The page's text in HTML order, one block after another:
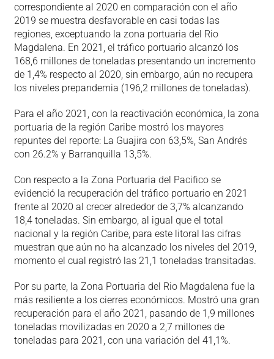
correspondiente al 2020 en comparación con el año
2019 se muestra desfavorable en casi todas las
regiones, exceptuando la zona portuaria del Rio
Magdalena. En 2021, el tráfico portuario alcanzó los
168,6 millones de toneladas presentando un incremento
de 1,4% respecto al 2020, sin embargo, aún no recupera
los niveles prepandemia (196,2 millones de toneladas).
Para el año 2021, con la reactivación económica, la zona
portuaria de la región Caribe mostró los mayores
repuntes del reporte: La Guajira con 63,5%, San Andrés
con 26.2% y Barranquilla 13,5%.
Con respecto a la Zona Portuaria del Pacifico se
evidenció la recuperación del tráfico portuario en 2021
frente al 2020 al crecer alrededor de 3,7% alcanzando
18,4 toneladas. Sin embargo, al igual que el total
nacional y la región Caribe, para este litoral las cifras
muestran que aún no ha alcanzado los niveles del 2019,
momento el cual registró las 21,1 toneladas transitadas.
Por su parte, la Zona Portuaria del Rio Magdalena fue la
más resiliente a los cierres económicos. Mostró una gran
recuperación para el año 2021, pasando de 1,9 millones
toneladas movilizadas en 2020 a 2,7 millones de
toneladas para 2021, con una variación del 41,1%.